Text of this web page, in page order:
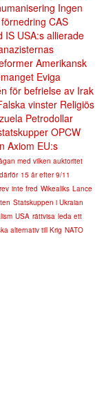
Ingen
CAS
IS USA:s allierade
Amerikansk
Eviga
för befrielse av Irak
vinster Religiös
Petrodollar
OPCW
Axiom EU:s
med vilken auktoritet
15 år efter 9/11
inte fred Wikealiks Lance
Statskuppen i Ukraian
USA rättvisa leda ett
alternativ till Krig NATO